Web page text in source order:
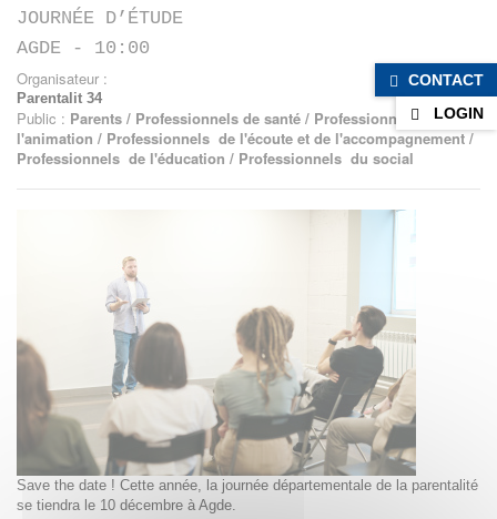
JOURNÉE D’ÉTUDE
AGDE - 10:00
Organisateur :
Parentalit 34
Public : Parents / Professionnels de santé / Professionnels de
l'animation / Professionnels de l'écoute et de l'accompagnement /
Professionnels de l'éducation / Professionnels du social
Save the date ! Cette année, la journée départementale de la parentalité
se tiendra le 10 décembre à Agde.
CONTACT
LOGIN